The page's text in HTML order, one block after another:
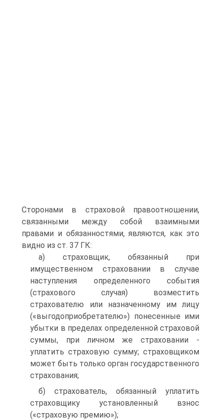
Сторонами в страховой правоотношении,
связанными между собой взаимными
правами и обязанностями, являются, как это
видно из ст. 37 ГК:
а) страховщик, обязанный при
имущественном страховании в случае
наступления определенного события
(страхового случая) возместить
страхователю или назначенному им лицу
(«выгодоприобретателю») понесенные ими
убытки в пределах определенной страховой
суммы, при личном же страховании -
уплатить страховую сумму; страховщиком
может быть только орган государственного
страхования;
б) страхователь, обязанный уплатить
страховщику установленный взнос
(«страховую премию»);